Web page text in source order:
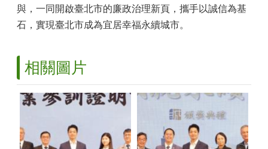
與，一同開啟臺北市的廉政治理新頁，攜手以誠信為基
石，實現臺北市成為宜居幸福永續城市。
相關圖片